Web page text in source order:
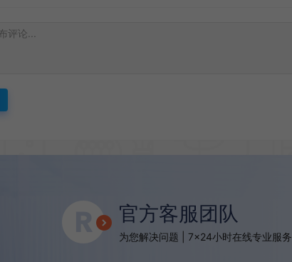
官方客服团队
为您解决问题 | 7×24小时在线专业服务